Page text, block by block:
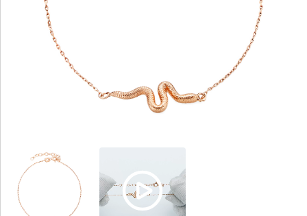
Grandinėlės
Pristatymas